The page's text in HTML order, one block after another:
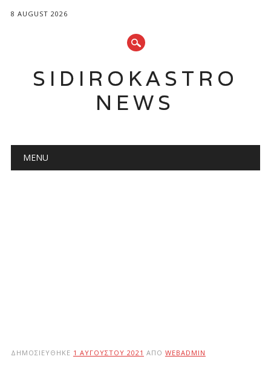
8 AUGUST 2026
SIDIROKASTRO
NEWS
Main menu
MENU
ΔΗΜΟΣΙΕΎΘΗΚΕ 1 ΑΥΓΟΎΣΤΟΥ 2021 ΑΠΌ WEBADMIN